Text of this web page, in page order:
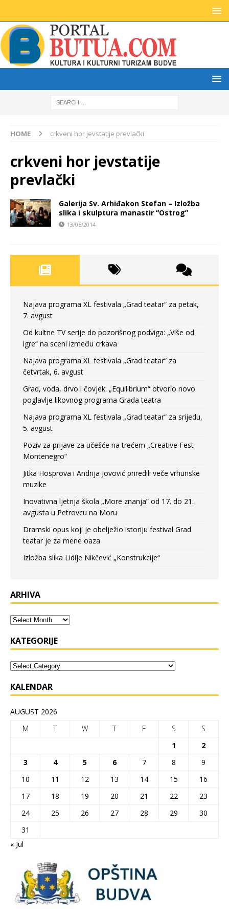
HOME crkveni hor jevstatije prevlački
crkveni hor jevstatije
prevlački
Galerija Sv. Arhiđakon Stefan – Izložba
slika i skulptura manastir “Ostrog”
13/06/2014
Najava programa XL festivala „Grad teatar“ za petak,
7. avgust
Od kultne TV serije do pozorišnog podviga: „Više od
igre” na sceni između crkava
Najava programa XL festivala „Grad teatar“ za
četvrtak, 6. avgust
Grad, voda, drvo i čovjek: „Equilibrium“ otvorio novo
poglavlje likovnog programa Grada teatra
Najava programa XL festivala „Grad teatar“ za srijedu,
5. avgust
Poziv za prijave za učešće na trećem „Creative Fest
Montenegro“
Jitka Hosprova i Andrija Jovović priredili veče vrhunske
muzike
Inovativna ljetnja škola „More znanja” od 17. do 21.
avgusta u Petrovcu na Moru
Dramski opus koji je obelježio istoriju festival Grad
teatar je za mene oaza
Izložba slika Lidije Nikčević „Konstrukcije“
ARHIVA
KATEGORIJE
KALENDAR
AUGUST 2026
M
T W T F S
S
1
2
3
4 5 6 7 8
9
10
11 12 13 14 15
16
17
18 19 20 21 22
23
24
25 26 27 28 29
30
31
« Jul